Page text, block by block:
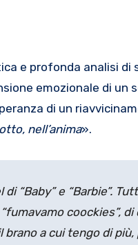
e profonda analisi di
emozionale di un
di un
nell’anima».
“Baby” e “Barbie”.
coockies”, di
brano a cui tengo di